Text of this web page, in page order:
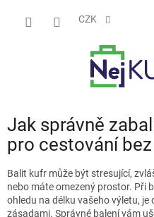
CZK
Jak správně
pro cestování
Balit kufr může být stresující,
nebo máte omezený prostor. Při
ohledu na délku vašeho výletu,
zásadami. Správné balení vám